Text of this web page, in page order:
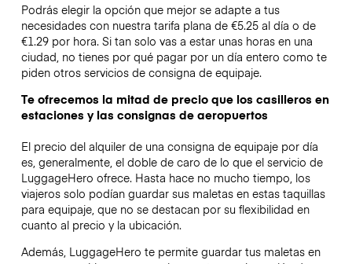
Podrás elegir la opción que mejor se adapte a tus
necesidades con nuestra tarifa plana de €5.25 al día o de
€1.29 por hora. Si tan solo vas a estar unas horas en una
ciudad, no tienes por qué pagar por un día entero como te
piden otros servicios de consigna de equipaje.
Te ofrecemos la mitad de precio que los casilleros en
estaciones y las consignas de aeropuertos
El precio del alquiler de una consigna de equipaje por día
es, generalmente, el doble de caro de lo que el servicio de
LuggageHero ofrece. Hasta hace no mucho tiempo, los
viajeros solo podían guardar sus maletas en estas taquillas
para equipaje, que no se destacan por su flexibilidad en
cuanto al precio y la ubicación.
Además, LuggageHero te permite guardar tus maletas en